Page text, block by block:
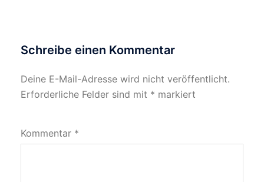
Schreibe einen Kommentar
Deine E-Mail-Adresse wird nicht veröffentlicht.
Erforderliche Felder sind mit * markiert
Kommentar *